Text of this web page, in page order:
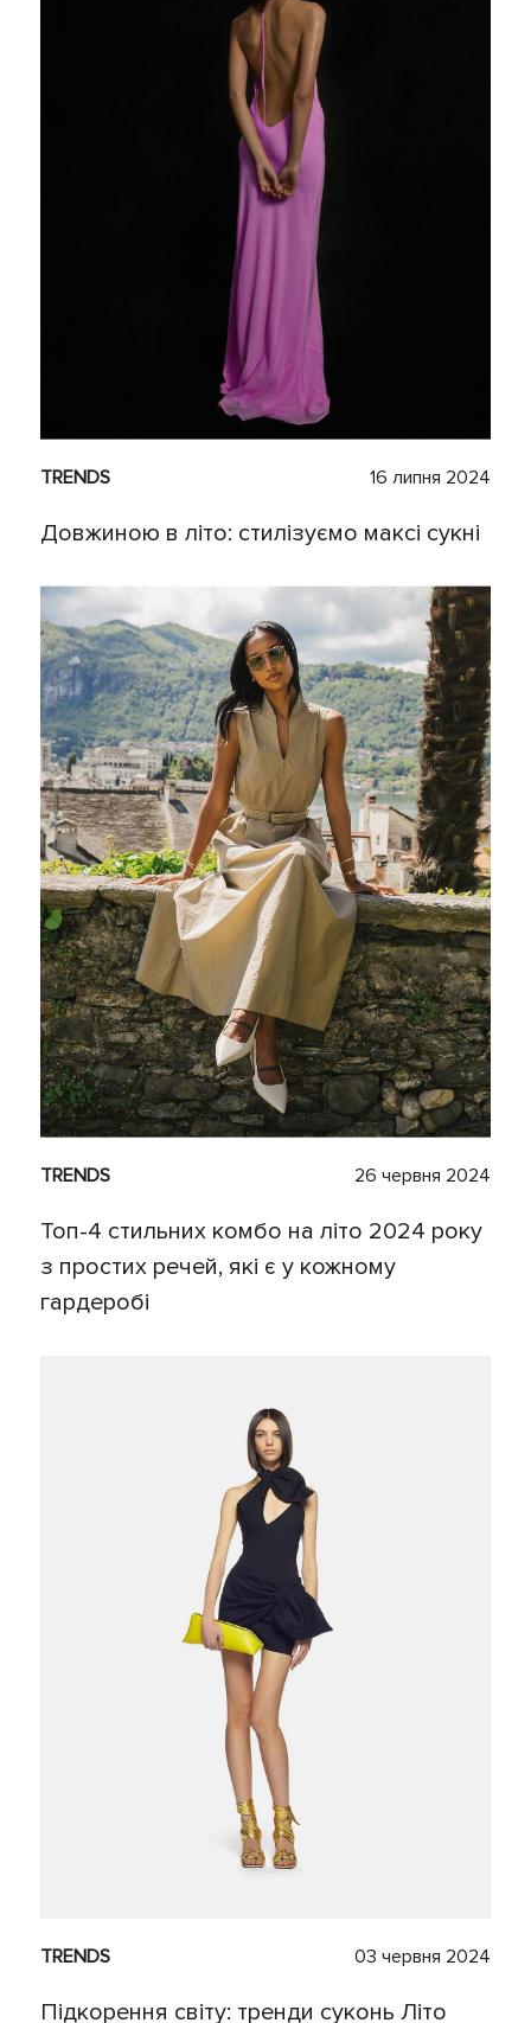
TRENDS 16 липня 2024
Довжиною в літо: стилізуємо максі сукні
TRENDS 26 червня 2024
Топ-4 стильних комбо на літо 2024 року
з простих речей, які є у кожному
гардеробі
TRENDS 03 червня 2024
Підкорення світу: тренди суконь Літо